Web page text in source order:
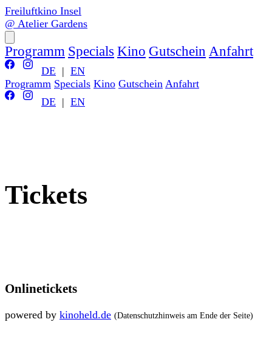
Freiluftkino Insel
@ Atelier Gardens
Programm Specials Kino Gutschein Anfahrt
DE | EN
Programm Specials Kino Gutschein Anfahrt
DE | EN
Tickets
Onlinetickets
powered by kinoheld.de (Datenschutzhinweis am Ende der Seite)